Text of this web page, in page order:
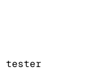
tester